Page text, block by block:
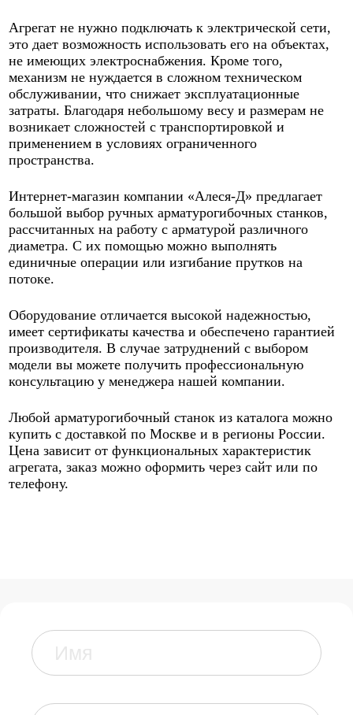
Агрегат не нужно подключать к электрической сети,
это дает возможность использовать его на объектах,
не имеющих электроснабжения. Кроме того,
механизм не нуждается в сложном техническом
обслуживании, что снижает эксплуатационные
затраты. Благодаря небольшому весу и размерам не
возникает сложностей с транспортировкой и
применением в условиях ограниченного
пространства.
Интернет-магазин компании «Алеся-Д» предлагает
большой выбор ручных арматурогибочных станков,
рассчитанных на работу с арматурой различного
диаметра. С их помощью можно выполнять
единичные операции или изгибание прутков на
потоке.
Оборудование отличается высокой надежностью,
имеет сертификаты качества и обеспечено гарантией
производителя. В случае затруднений с выбором
модели вы можете получить профессиональную
консультацию у менеджера нашей компании.
Любой арматурогибочный станок из каталога можно
купить с доставкой по Москве и в регионы России.
Цена зависит от функциональных характеристик
агрегата, заказ можно оформить через сайт или по
телефону.